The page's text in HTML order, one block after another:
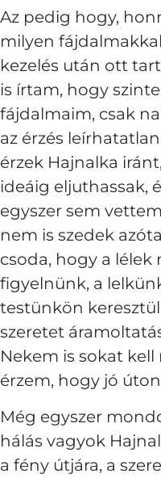
Az pedig hogy,
milyen
kezelés után ott
is írtam, hogy
fájdalmaim, csak
az érzés
érzek Hajnalka
ideáig eljuthassak,
egyszer sem
nem is szedek
csoda, hogy a lélek
figyelnünk, a
testünkön
szeretet
Nekem is sokat
érzem, hogy jó
Még egyszer
hálás vagyok
a fény útjára, a